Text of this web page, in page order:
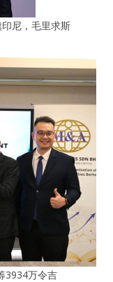
尼，毛里求斯
3934万令吉